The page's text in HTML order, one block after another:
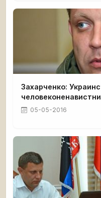
Захарченко:
05-05-2016